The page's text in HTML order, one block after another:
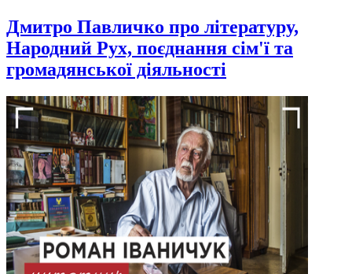
Дмитро Павличко про літературу,
Народний Рух, поєднання сім'ї та
громадянської діяльності